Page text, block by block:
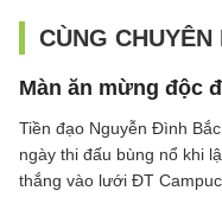
CÙNG CHUYÊN
Màn ăn mừng độc
Tiền đạo Nguyễn Đình
ngày thi đấu bùng nổ khi
thắng vào lưới ĐT